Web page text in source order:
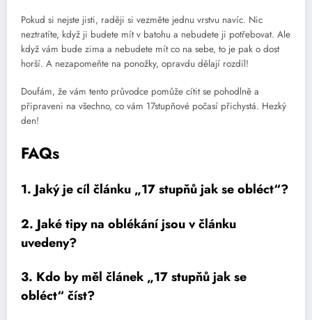
Pokud si nejste jisti, raději si vezměte jednu vrstvu navíc. Nic
neztratíte, když ji budete mít v batohu a nebudete ji potřebovat. Ale
když vám bude zima a nebudete mít co na sebe, to je pak o dost
horší. A nezapomeňte na ponožky, opravdu dělají rozdíl!
Doufám, že vám tento průvodce pomůže cítit se pohodlně a
připraveni na všechno, co vám 17stupňové počasí přichystá. Hezký
den!
FAQs
1. Jaký je cíl článku „17 stupňů jak se obléct“?
2. Jaké tipy na oblékání jsou v článku
uvedeny?
3. Kdo by měl článek „17 stupňů jak se
obléct“ číst?